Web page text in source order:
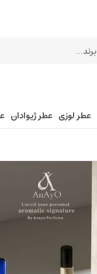
عطر لوزی عطر ژیوادان